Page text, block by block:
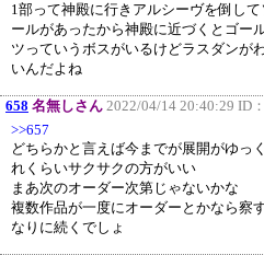
1部って神殿に行きアルシーヴを倒し
ールがあったから神殿に近づくとゴー
ツっていうボスがいるけどラスダンが
いんだよね
658 名無しさん 2022/04/14 20:40:29 ID：
>>657
どちらかと言えば今までが展開がゆっ
れくらいサクサクの方がいい
まあ次のオーダー次第じゃないかな
複数作品が一度にオーダーとかなら察
なりに続くでしょ